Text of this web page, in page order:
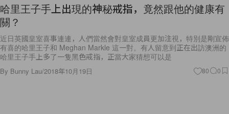
哈里王子手上出現的神秘戒指，竟然跟他的健康有
關？
近日英國皇室喜事連連，人們當然會對皇室成員更加注視，特別是剛宣佈
有喜的哈里王子和 Meghan Markle 這一對。有人留意到正在出訪澳洲的
哈里王子手上多了一隻黑色戒指，正當大家猜想可以是
By Bunny Lau/2018年10月19日 80 0